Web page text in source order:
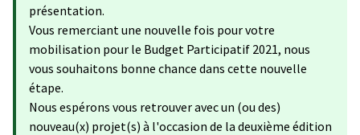
présentation.
Vous remerciant une nouvelle fois pour votre
mobilisation pour le Budget Participatif 2021, nous
vous souhaitons bonne chance dans cette nouvelle
étape.
Nous espérons vous retrouver avec un (ou des)
nouveau(x) projet(s) à l'occasion de la deuxième édition